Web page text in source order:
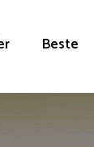
Beste